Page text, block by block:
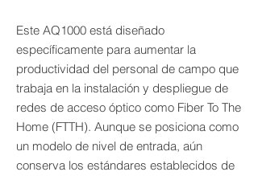
Este AQ1000 está diseñado
específicamente para aumentar la
productividad del personal de campo que
trabaja en la instalación y despliegue de
redes de acceso óptico como Fiber To The
Home (FTTH). Aunque se posiciona como
un modelo de nivel de entrada, aún
conserva los estándares establecidos de